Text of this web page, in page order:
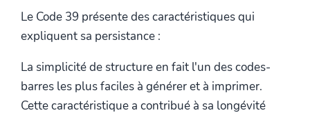
Le Code 39 présente des caractéristiques qui
expliquent sa persistance :
La simplicité de structure en fait l'un des codes-
barres les plus faciles à générer et à imprimer.
Cette caractéristique a contribué à sa longévité